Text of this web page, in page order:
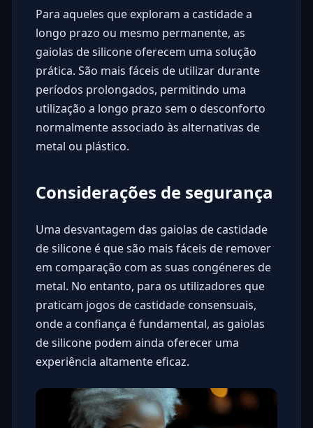
Para aqueles que exploram a castidade a
longo prazo ou mesmo permanente, as
gaiolas de silicone oferecem uma solução
prática. São mais fáceis de utilizar durante
períodos prolongados, permitindo uma
utilização a longo prazo sem o desconforto
normalmente associado às alternativas de
metal ou plástico.
Considerações de segurança
Uma desvantagem das gaiolas de castidade
de silicone é que são mais fáceis de remover
em comparação com as suas congéneres de
metal. No entanto, para os utilizadores que
praticam jogos de castidade consensuais,
onde a confiança é fundamental, as gaiolas
de silicone podem ainda oferecer uma
experiência altamente eficaz.